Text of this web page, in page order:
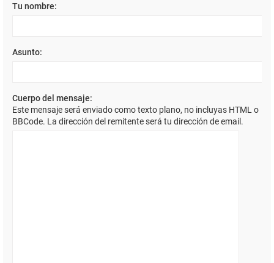
Tu nombre:
Asunto:
Cuerpo del mensaje:
Este mensaje será enviado como texto plano, no incluyas HTML o
BBCode. La dirección del remitente será tu dirección de email.